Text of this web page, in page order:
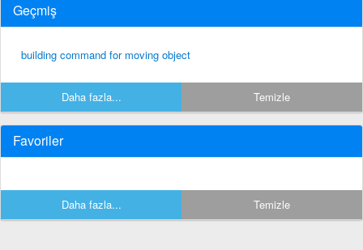
Geçmiş
building command for moving object
Daha fazla... Temizle
Favoriler
Daha fazla... Temizle